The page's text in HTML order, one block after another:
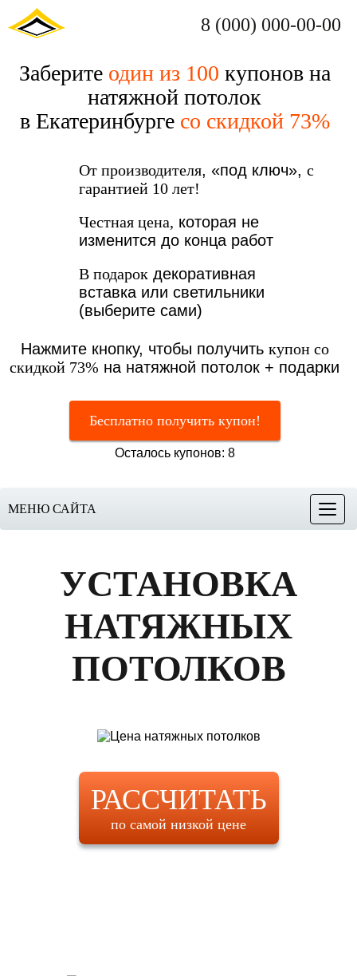
8 (000) 000-00-00
Заберите один из 100 купонов на
натяжной потолок
в Екатеринбурге со скидкой 73%
От производителя, «под ключ», с
гарантией 10 лет!
Честная цена, которая не
изменится до конца работ
В подарок декоративная
вставка или светильники
(выберите сами)
Нажмите кнопку, чтобы получить купон со
скидкой 73% на натяжной потолок + подарки
Бесплатно получить купон!
Осталось купонов: 8
Меню
МЕНЮ САЙТА
УСТАНОВКА
НАТЯЖНЫХ
ПОТОЛКОВ
РАССЧИТАТЬ
по самой низкой цене